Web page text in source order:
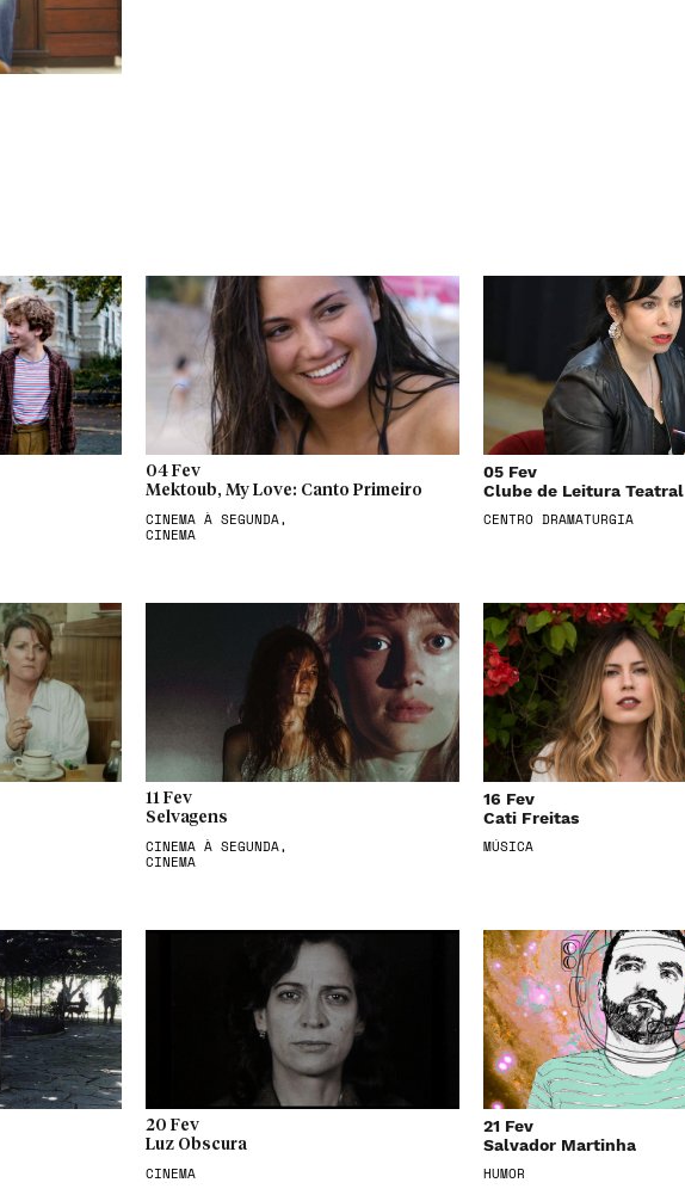
04 Fev
Mektoub, My Love: Canto Primeiro
CINEMA À SEGUNDA,
CINEMA
05 Fev
Clube de Leitura Teatral
CENTRO DRAMATURGIA
11 Fev
Selvagens
CINEMA À SEGUNDA,
CINEMA
16 Fev
Cati Freitas
MÚSICA
20 Fev
Luz Obscura
CINEMA
21 Fev
Salvador Martinha
HUMOR